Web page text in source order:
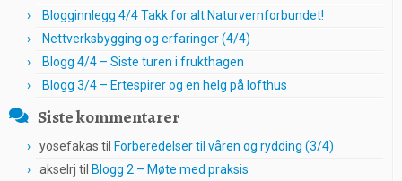
Blogginnlegg 4/4 Takk for alt Naturvernforbundet!
Nettverksbygging og erfaringer (4/4)
Blogg 4/4 – Siste turen i frukthagen
Blogg 3/4 – Ertespirer og en helg på lofthus
Siste kommentarer
yosefakas til Forberedelser til våren og rydding (3/4)
akselrj til Blogg 2 – Møte med praksis